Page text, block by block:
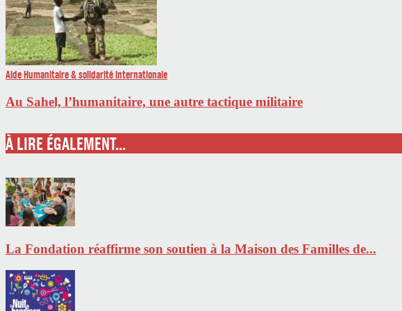
Aide Humanitaire & solidarité internationale
Au Sahel, l’humanitaire, une autre tactique militaire
À LIRE ÉGALEMENT...
La Fondation réaffirme son soutien à la Maison des Familles de...